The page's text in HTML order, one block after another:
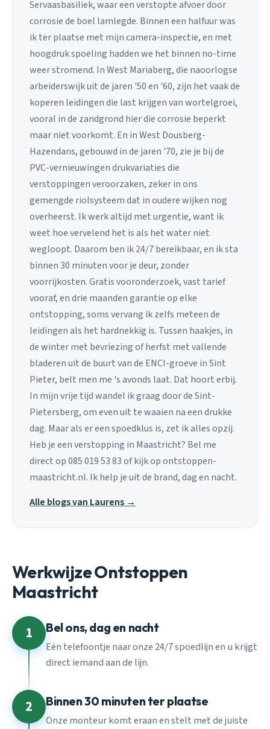
Servaasbasiliek, waar een verstopte afvoer door
corrosie de boel lamlegde. Binnen een halfuur was
ik ter plaatse met mijn camera-inspectie, en met
hoogdruk spoeling hadden we het binnen no-time
weer stromend. In West Mariaberg, die naoorlogse
arbeiderswijk uit de jaren '50 en '60, zijn het vaak de
koperen leidingen die last krijgen van wortelgroei,
vooral in de zandgrond hier die corrosie beperkt
maar niet voorkomt. En in West Dousberg-
Hazendans, gebouwd in de jaren '70, zie je bij de
PVC-vernieuwingen drukvariaties die
verstoppingen veroorzaken, zeker in ons
gemengde riolsysteem dat in oudere wijken nog
overheerst. Ik werk altijd met urgentie, want ik
weet hoe vervelend het is als het water niet
wegloopt. Daarom ben ik 24/7 bereikbaar, en ik sta
binnen 30 minuten voor je deur, zonder
voorrijkosten. Gratis vooronderzoek, vast tarief
vooraf, en drie maanden garantie op elke
ontstopping, soms vervang ik zelfs meteen de
leidingen als het hardnekkig is. Tussen haakjes, in
de winter met bevriezing of herfst met vallende
bladeren uit de buurt van de ENCI-groeve in Sint
Pieter, belt men me 's avonds laat. Dat hoort erbij.
In mijn vrije tijd wandel ik graag door de Sint-
Pietersberg, om even uit te waaien na een drukke
dag. Maar als er een spoedklus is, zet ik alles opzij.
Heb je een verstopping in Maastricht? Bel me
direct op 085 019 53 83 of kijk op ontstoppen-
maastricht.nl. Ik help je uit de brand, dag en nacht.
Alle blogs van Laurens →
Werkwijze Ontstoppen
Maastricht
1 Bel ons, dag en nacht
Eén telefoontje naar onze 24/7 spoedlijn en u krijgt
direct iemand aan de lijn.
2 Binnen 30 minuten ter plaatse
Onze monteur komt eraan en stelt met de juiste